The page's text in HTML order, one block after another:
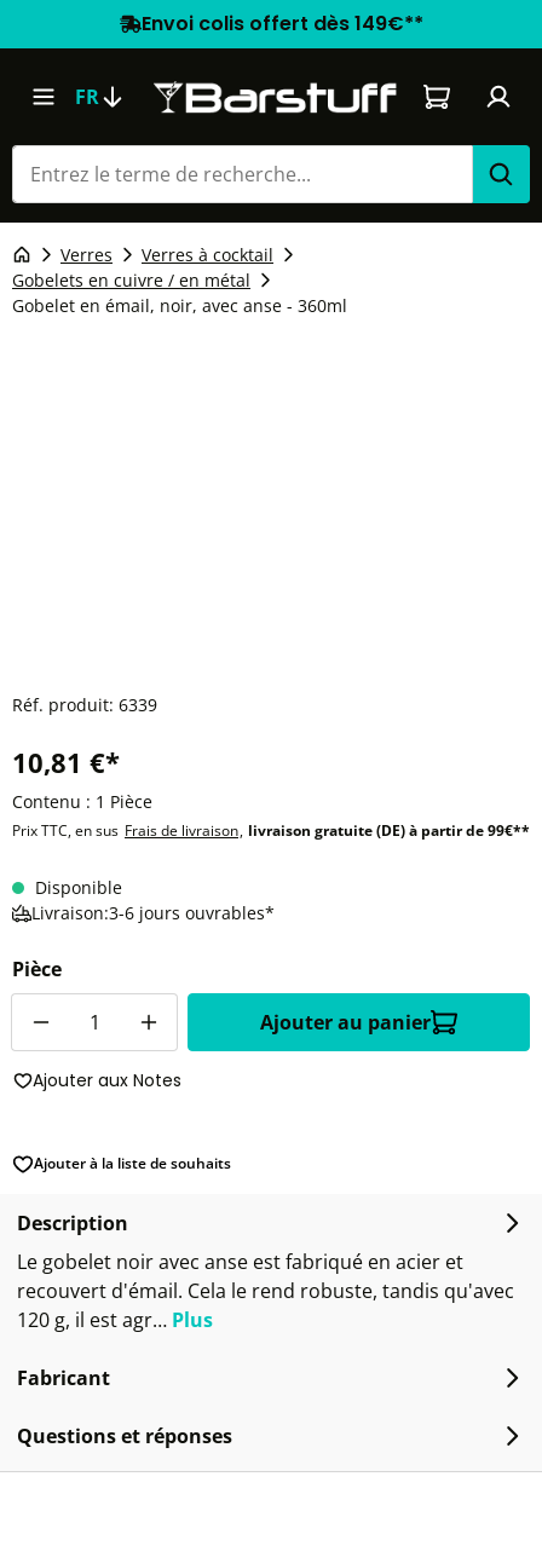
Envoi colis offert dès 149€**
FR Le panier
Verres
Verres à cocktail
Gobelets en cuivre / en métal
Gobelet en émail, noir, avec anse - 360ml
Réf. produit: 6339
10,81 €*
Contenu : 1 Pièce
Prix TTC, en sus Frais de livraison, livraison gratuite (DE) à partir de 99€**
Disponible
Livraison:3-6 jours ouvrables*
Pièce
Ajouter au panier
Ajouter aux Notes
Ajouter à la liste de souhaits
Description
Le gobelet noir avec anse est fabriqué en acier et
recouvert d'émail. Cela le rend robuste, tandis qu'avec
120 g, il est agr… Plus
Fabricant
Questions et réponses